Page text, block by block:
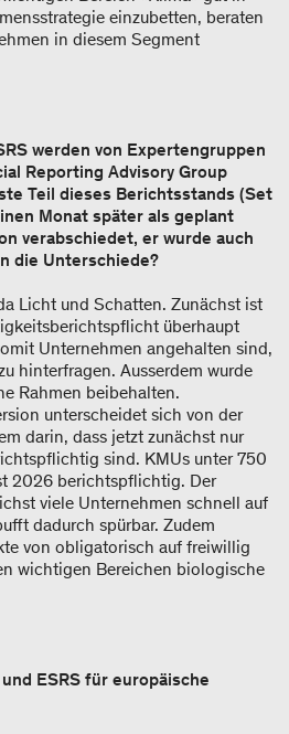
einzubetten, beraten
in diesem Segment
werden von Expertengruppen
Reporting Advisory Group
Teil dieses Berichtsstands (Set
Monat später als geplant
verabschiedet, er wurde auch
die Unterschiede?
Licht und Schatten. Zunächst ist
überhaupt
Unternehmen angehalten sind,
hinterfragen. Ausserdem wurde
Rahmen beibehalten.
unterscheidet sich von der
darin, dass jetzt zunächst nur
sind. KMUs unter 750
2026 berichtspflichtig. Der
viele Unternehmen schnell auf
dadurch spürbar. Zudem
von obligatorisch auf freiwillig
wichtigen Bereichen biologische
ESRS für europäische